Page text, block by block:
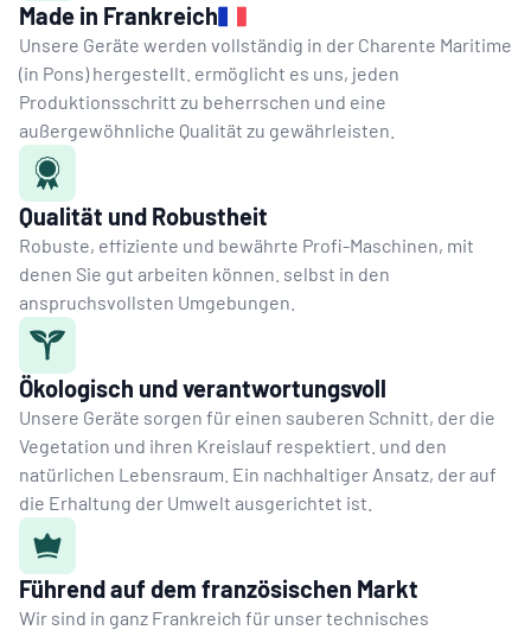
Made in Frankreich
Unsere Geräte werden vollständig in der Charente Maritime
(in Pons) hergestellt. ermöglicht es uns, jeden
Produktionsschritt zu beherrschen und eine
außergewöhnliche Qualität zu gewährleisten.
Qualität und Robustheit
Robuste, effiziente und bewährte Profi-Maschinen, mit
denen Sie gut arbeiten können. selbst in den
anspruchsvollsten Umgebungen.
Ökologisch und verantwortungsvoll
Unsere Geräte sorgen für einen sauberen Schnitt, der die
Vegetation und ihren Kreislauf respektiert. und den
natürlichen Lebensraum. Ein nachhaltiger Ansatz, der auf
die Erhaltung der Umwelt ausgerichtet ist.
Führend auf dem französischen Markt
Wir sind in ganz Frankreich für unser technisches